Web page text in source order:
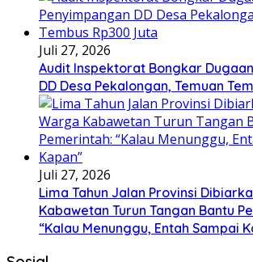
Juli 27, 2026
Audit Inspektorat Bongkar
DD Desa Pekalongan, Temuan
Juli 27, 2026
Lima Tahun Jalan Provinsi
Kabawetan Turun Tangan Bantu
“Kalau Menunggu, Entah Sampai